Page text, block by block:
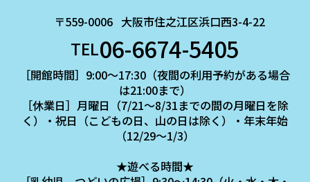
〒559-0006 大阪市住之江区浜口西3-4-22
TEL06-6674-5405
［開館時間］9:00～17:30（夜間の利用予約がある場合
は21:00まで）
［休業日］月曜日（7/21～8/31までの間の月曜日を除
く）・祝日（こどもの日、山の日は除く）・年末年始
（12/29～1/3）
★遊べる時間★